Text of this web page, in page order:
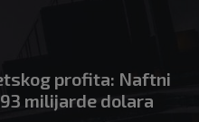
profita: Naftni
milijarde dolara